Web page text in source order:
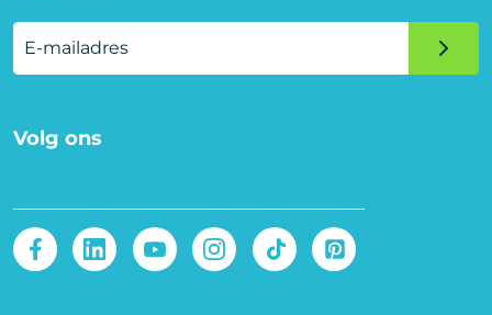
E-
mailadres
Volg ons